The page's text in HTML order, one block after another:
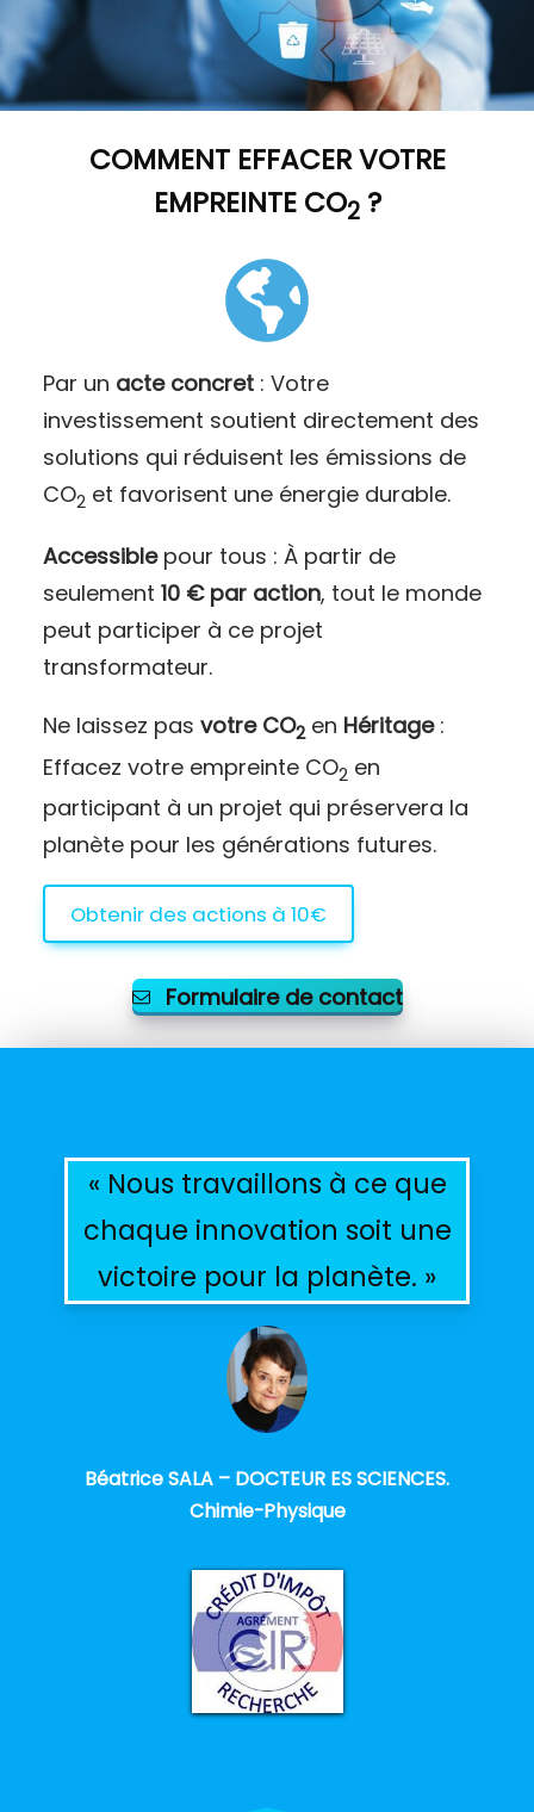
COMMENT EFFACER VOTRE
EMPREINTE CO2?
Par un acte concret: Votre
investissement soutient directement des
solutions qui réduisent les émissions de
CO2 et favorisent une énergie durable.
Accessiblepour tous : À partir de
seulement 10 € par action, tout le monde
peut participer à ce projet
transformateur.
Ne laissez pas votre CO2en Héritage:
Effacez votre empreinte CO2 en
participant à un projet qui préservera la
planète pour les générations futures.
Obtenir des actions à 10€
Formulaire de contact
« Nous travaillons à ce que
chaque innovation soit une
victoire pour la planète. »
Béatrice SALA – DOCTEUR ES SCIENCES.
Chimie-Physique